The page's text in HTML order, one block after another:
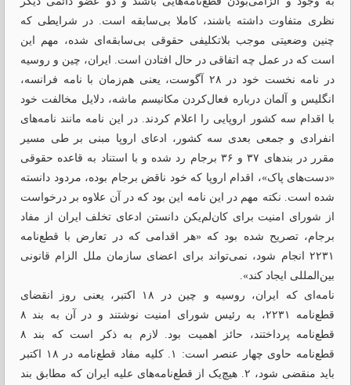
نظری متفاوت داشته باشند، کاملا بی‌سابقه است. در شرایطی که
چنین وضعیتی موجب بلاتکلیفی حقوقی بی‌سابقه‌‌ای شده، مهم این
است که در عمل چه اتفاقی در حال افتادن است. ایران، چین و روسیه
در نامه نخست خود در ۲۸ آگوست، یعنی هم‌زمان با نامه فرانسه،
انگلیس و آلمان درباره فعال‌کردن مکانیسم ماشه، دلایل مخالفت خود
با اقدام سه کشور اروپایی را اعلام کردند. در این نامه‌ مانند نامه‌های
انفرادی و جمعی بعدی سه کشور، ادعای اروپا مبنی بر طی مسیر
مقرر در بندهای ۳۷ و ۳۶ برجام رد شده و با استناد به قاعده حقوقی
«دست‌های پاک»، اقدام اروپا که خود ناقض برجام بوده، مردود دانسته
شده است. نکته مهم در این نامه این بود که در آن علاوه بر درخواست
از شورای امنیت برای کان‌لم‌یکن دانستن ادعای تخلف ایران از مفاد
برجام، تصریح شده بود که «هر اقدامی که در تعارض با قطع‌نامه
۲۲۳۱ انجام شود، نمی‌تواند برای اعضای سازمان ملل الزام قانونی
بین‌المللی ایجاد کند».
نامه‌ای که ایران، روسیه و چین در ۱۸ اکتبر، یعنی روز انقضای
قطع‌نامه ۲۲۳۱، به رئیس شورای امنیت نوشتند و در آن به بند ۸
قطع‌نامه پرداختند، حائز اهمیت بود. لازم به ذکر است که بند ۸
قطع‌نامه حاوی چهار عنصر است: ۱. کلیه مفاد قطع‌نامه در ۱۸ اکتبر
باید منقضی ‌شود، ۲. هیچ‌یک از قطع‌نامه‌های علیه ایران که مطابق بند